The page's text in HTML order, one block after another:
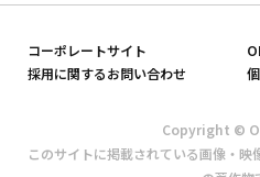
よくある質問/新卒採用
コーポレートサイト
採用に関するお問い合わせ
Copyright ©
このサイトに掲載されている画像・